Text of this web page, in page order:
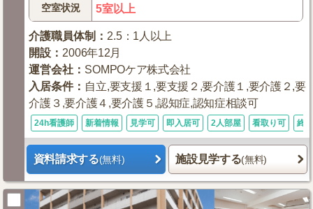
空室状況 5室以上
介護職員体制 ： 2.5：1人以上
開設 ： 2006年12月
運営会社 ： SOMPOケア株式会社
入居条件： 自立,要支援１,要支援２,要介護１,要介護２,要
介護３,要介護４,要介護５,認知症,認知症相談可
24h看護師 新着情報 見学可 即入居可 2人部屋 看取り可 終
資料請求する(無料) 施設見学する(無料)